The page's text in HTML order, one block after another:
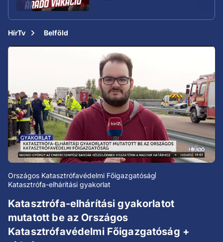
HírTv Belföld
Országos Katasztrófavédelmi Főigazgatóság
Katasztrófa-elhárítási gyakorlat
Katasztrófa-elhárítási gyakorlatot
mutatott be az Országos
Katasztrófavédelmi Főigazgatóság +